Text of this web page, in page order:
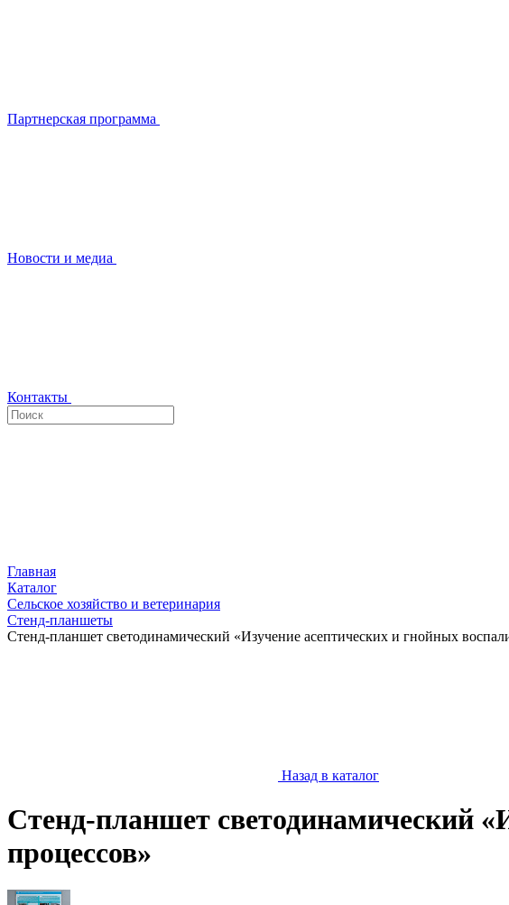
Партнерская программа
Новости и медиа
Контакты
Главная
Каталог
Сельское хозяйство и ветеринария
Стенд-планшеты
Стенд-планшет светодинамический «Изучение асептических и гнойных
Назад в каталог
Стенд-планшет светодинамический
процессов»